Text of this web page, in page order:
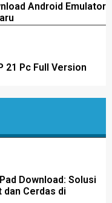
Android Emulator
21 Pc Full Version
Download: Solusi
dan Cerdas di